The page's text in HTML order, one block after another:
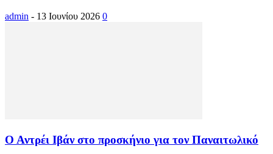
admin - 13 Ιουνίου 2026 0
Ο Αντρέι Ιβάν στο προσκήνιο για τον Παναιτωλικό